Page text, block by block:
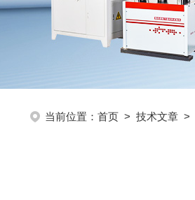
当前位置： 首页 > 技术文章 >